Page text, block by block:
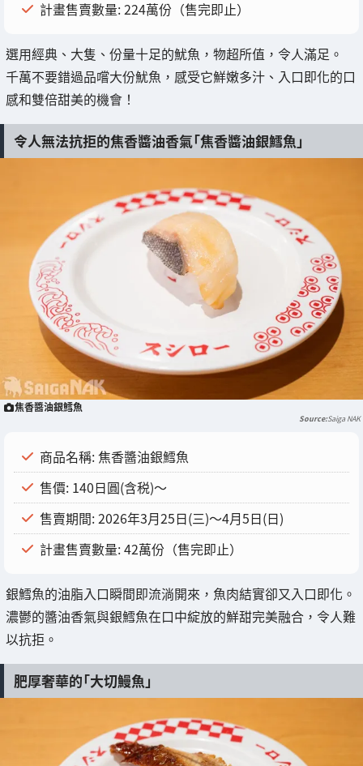
計畫售賣數量: 224萬份（售完即止）
選用經典、大隻、份量十足的魷魚，物超所值，令人滿足。
千萬不要錯過品嚐大份魷魚，感受它鮮嫩多汁、入口即化的口
感和雙倍甜美的機會！
令人無法抗拒的焦香醬油香氣「焦香醬油銀鱈魚」
焦香醬油銀鱈魚
Saiga NAK
商品名稱: 焦香醬油銀鱈魚
售價: 140日圓(含税)～
售賣期間: 2026年3月25日(三)～4月5日(日)
計畫售賣數量: 42萬份（售完即止）
銀鱈魚的油脂入口瞬間即流淌開來，魚肉結實卻又入口即化。
濃鬱的醬油香氣與銀鱈魚在口中綻放的鮮甜完美融合，令人難
以抗拒。
肥厚奢華的「大切鰻魚」